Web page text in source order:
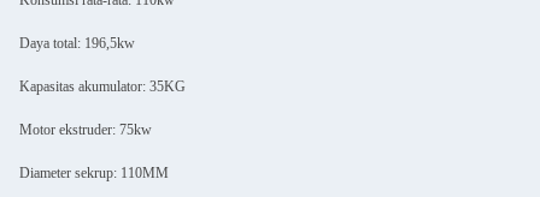
Daya total: 196,5kw
Kapasitas akumulator: 35KG
Motor ekstruder: 75kw
Diameter sekrup: 110MM